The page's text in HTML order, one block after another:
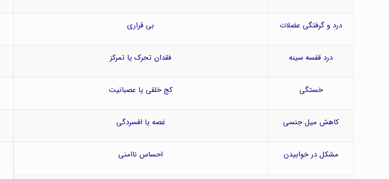
درد و گرفتگی عضلات بی قراری
درد قفسه سینه فقدان تحرک یا تمرکز
خستگی کج خلقی یا عصبانیت
کاهش میل جنسی غصه یا افسردگی
مشکل در خوابیدن احساس ناامنی